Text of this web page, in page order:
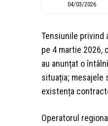
04/03/2026
Tensiunile privind
pe 4 martie
au anunțat o
situația; mesajele
existența
Operatorul